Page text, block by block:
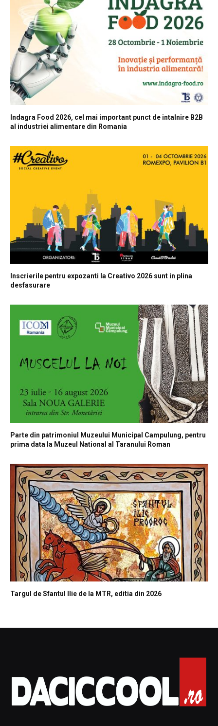
Indagra Food 2026, cel mai important punct de intalnire B2B
al industriei alimentare din Romania
Inscrierile pentru expozanti la Creativo 2026 sunt in plina
desfasurare
Parte din patrimoniul Muzeului Municipal Campulung, pentru
prima data la Muzeul National al Taranului Roman
Targul de Sfantul Ilie de la MTR, editia din 2026